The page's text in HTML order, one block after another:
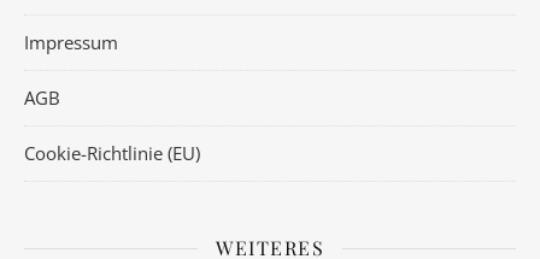
Impressum
AGB
Cookie-Richtlinie (EU)
WEITERES